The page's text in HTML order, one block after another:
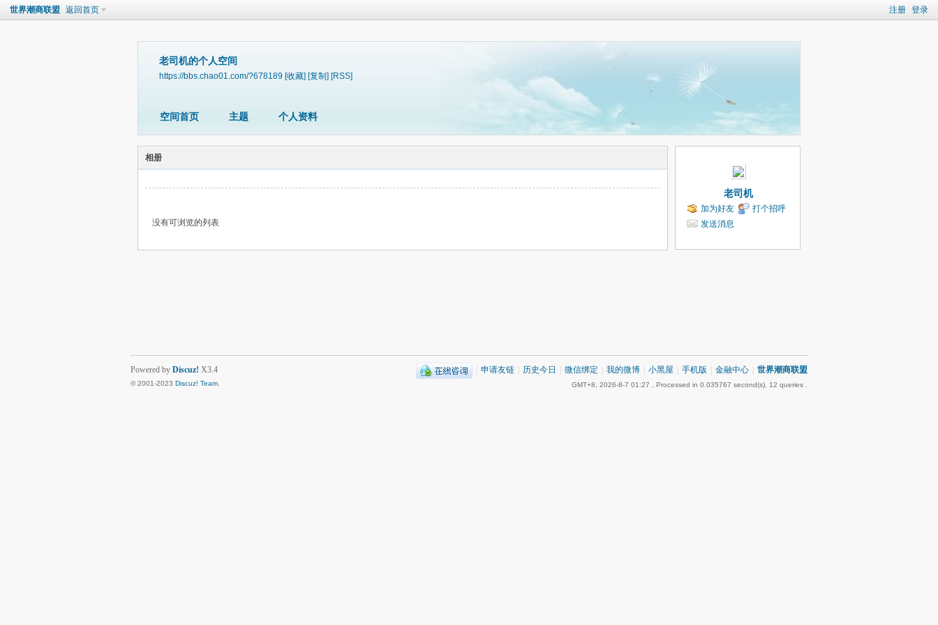
注册 登录
世界潮商联盟 返回首页
老司机的个人空间
https://bbs.chao01.com/?678189 [收藏] [复制] [RSS]
空间首页 主题 个人资料
相册
没有可浏览的列表
老司机
加为好友
打个招呼
发送消息
申请友链 历史今日 微信绑定 我的微博 小黑屋 手机版 金融中心 世界潮商联盟
GMT+8, 2026-8-7 01:27 , Processed in 0.035767 second(s), 12 queries .
Powered by Discuz! X3.4
© 2001-2023 Discuz! Team